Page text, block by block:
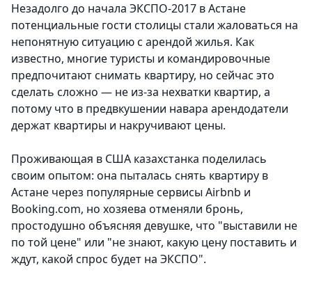
Незадолго до начала ЭКСПО-2017 в Астане
потенциальные гости столицы стали жаловаться на
непонятную ситуацию с арендой жилья. Как
известно, многие туристы и командировочные
предпочитают снимать квартиру, но сейчас это
сделать сложно — не из-за нехватки квартир, а
потому что в предвкушении навара арендодатели
держат квартиры и накручивают цены.
Проживающая в США казахстанка поделилась
своим опытом: она пыталась снять квартиру в
Астане через популярные сервисы Airbnb и
Booking.com, но хозяева отменяли бронь,
простодушно объясняя девушке, что "выставили не
по той цене" или "не знают, какую цену поставить и
ждут, какой спрос будет на ЭКСПО".